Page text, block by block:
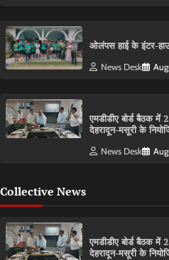
ओलंपस हाई के इंटर-
News Desk
एमडीडीए बोर्ड बैठक में
देहरादून-मसूरी के
News Desk
Collective News
एमडीडीए बोर्ड बैठक में
देहरादून-मसूरी के